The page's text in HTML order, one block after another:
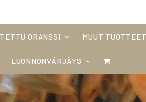
ORANSSI MUUT TUOTTEET
LUONNONVÄRJÄYS